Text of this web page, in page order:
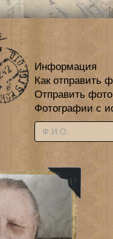
Информация
Как отправить
Отправить
Фотографии с